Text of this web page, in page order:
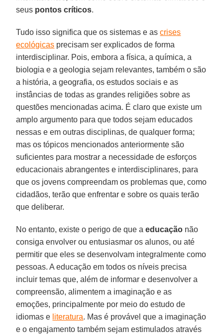
seus pontos críticos.
Tudo isso significa que os sistemas e ascrises
ecológicas precisam ser explicados de forma
interdisciplinar. Pois, embora a física, a química, a
biologia e a geologia sejam relevantes, também o são
a história, a geografia, os estudos sociais e as
instâncias de todas as grandes religiões sobre as
questões mencionadas acima. É claro que existe um
amplo argumento para que todos sejam educados
nessas e em outras disciplinas, de qualquer forma;
mas os tópicos mencionados anteriormente são
suficientes para mostrar a necessidade de esforços
educacionais abrangentes e interdisciplinares, para
que os jovens compreendam os problemas que, como
cidadãos, terão que enfrentar e sobre os quais terão
que deliberar.
No entanto, existe o perigo de que aeducação não
consiga envolver ou entusiasmar os alunos, ou até
permitir que eles se desenvolvam integralmente como
pessoas. A educação em todos os níveis precisa
incluir temas que, além de informar e desenvolver a
compreensão, alimentem a imaginação e as
emoções, principalmente por meio do estudo de
idiomas e literatura. Mas é provável que a imaginação
e o engajamento também sejam estimulados através